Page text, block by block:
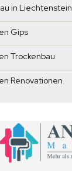
in Liechtenstein
Gips
Trockenbau
Renovationen